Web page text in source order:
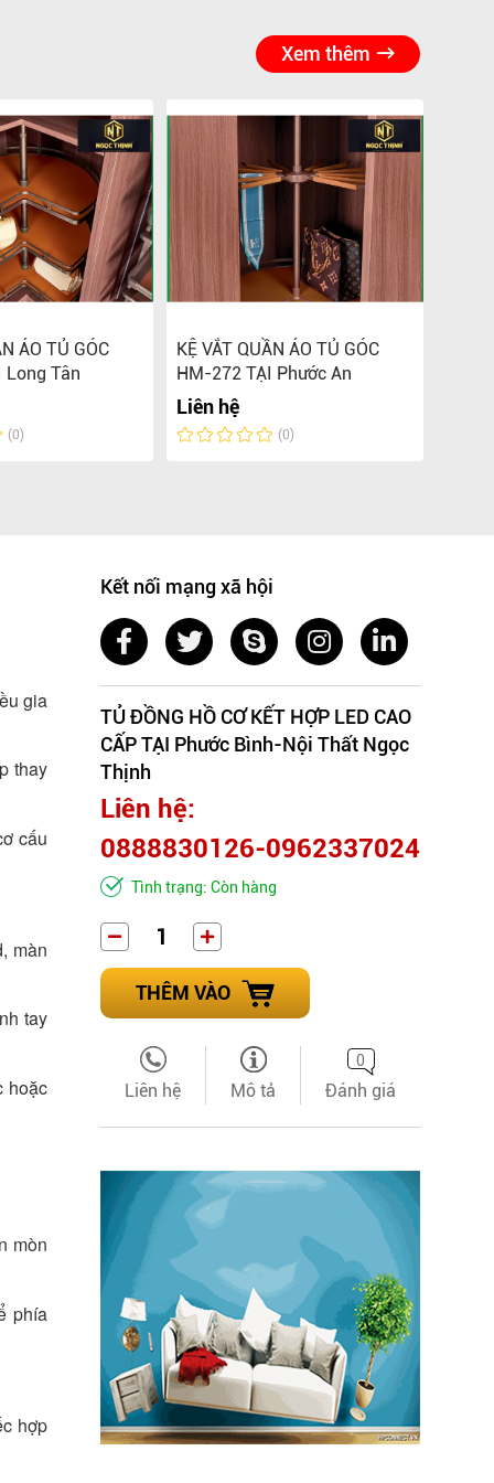
Xem thêm
ÁO TỦ GÓC
Long Tân
(0)
KỆ VẮT QUẦN ÁO TỦ GÓC
HM-272 TẠI Phước An
Liên hệ
(0)
gia
thay
cấu
màn
tay
hoặc
mòn
phía
hợp
Kết nối mạng xã hội
TỦ ĐỒNG HỒ CƠ KẾT HỢP LED CAO
CẤP TẠI Phước Bình-Nội Thất Ngọc
Thịnh
Liên hệ:
0888830126-0962337024
Tình trạng: Còn hàng
THÊM VÀO
Liên hệ Mô tả
0
Đánh giá